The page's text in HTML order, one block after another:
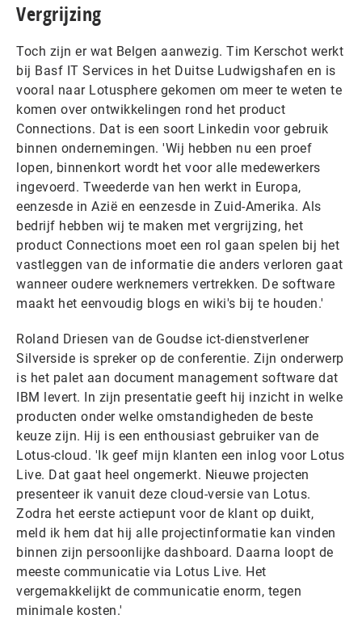
Vergrijzing
Toch zijn er wat Belgen aanwezig. Tim Kerschot werkt
bij Basf IT Services in het Duitse Ludwigshafen en is
vooral naar Lotusphere gekomen om meer te weten te
komen over ontwikkelingen rond het product
Connections. Dat is een soort Linkedin voor gebruik
binnen ondernemingen. 'Wij hebben nu een proef
lopen, binnenkort wordt het voor alle medewerkers
ingevoerd. Tweederde van hen werkt in Europa,
eenzesde in Azië en eenzesde in Zuid-Amerika. Als
bedrijf hebben wij te maken met vergrijzing, het
product Connections moet een rol gaan spelen bij het
vastleggen van de informatie die anders verloren gaat
wanneer oudere werknemers vertrekken. De software
maakt het eenvoudig blogs en wiki's bij te houden.'
Roland Driesen van de Goudse ict-dienstverlener
Silverside is spreker op de conferentie. Zijn onderwerp
is het palet aan document management software dat
IBM levert. In zijn presentatie geeft hij inzicht in welke
producten onder welke omstandigheden de beste
keuze zijn. Hij is een enthousiast gebruiker van de
Lotus-cloud. 'Ik geef mijn klanten een inlog voor Lotus
Live. Dat gaat heel ongemerkt. Nieuwe projecten
presenteer ik vanuit deze cloud-versie van Lotus.
Zodra het eerste actiepunt voor de klant op duikt,
meld ik hem dat hij alle projectinformatie kan vinden
binnen zijn persoonlijke dashboard. Daarna loopt de
meeste communicatie via Lotus Live. Het
vergemakkelijkt de communicatie enorm, tegen
minimale kosten.'